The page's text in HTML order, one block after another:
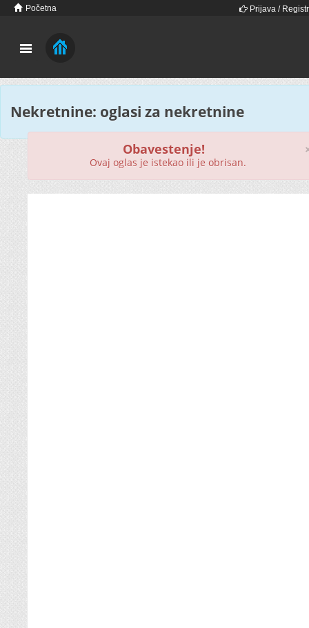
Početna Prijava /
Nekretnine: oglasi za nekretnine
Obavestenje!
Ovaj oglas je istekao ili je obrisan.